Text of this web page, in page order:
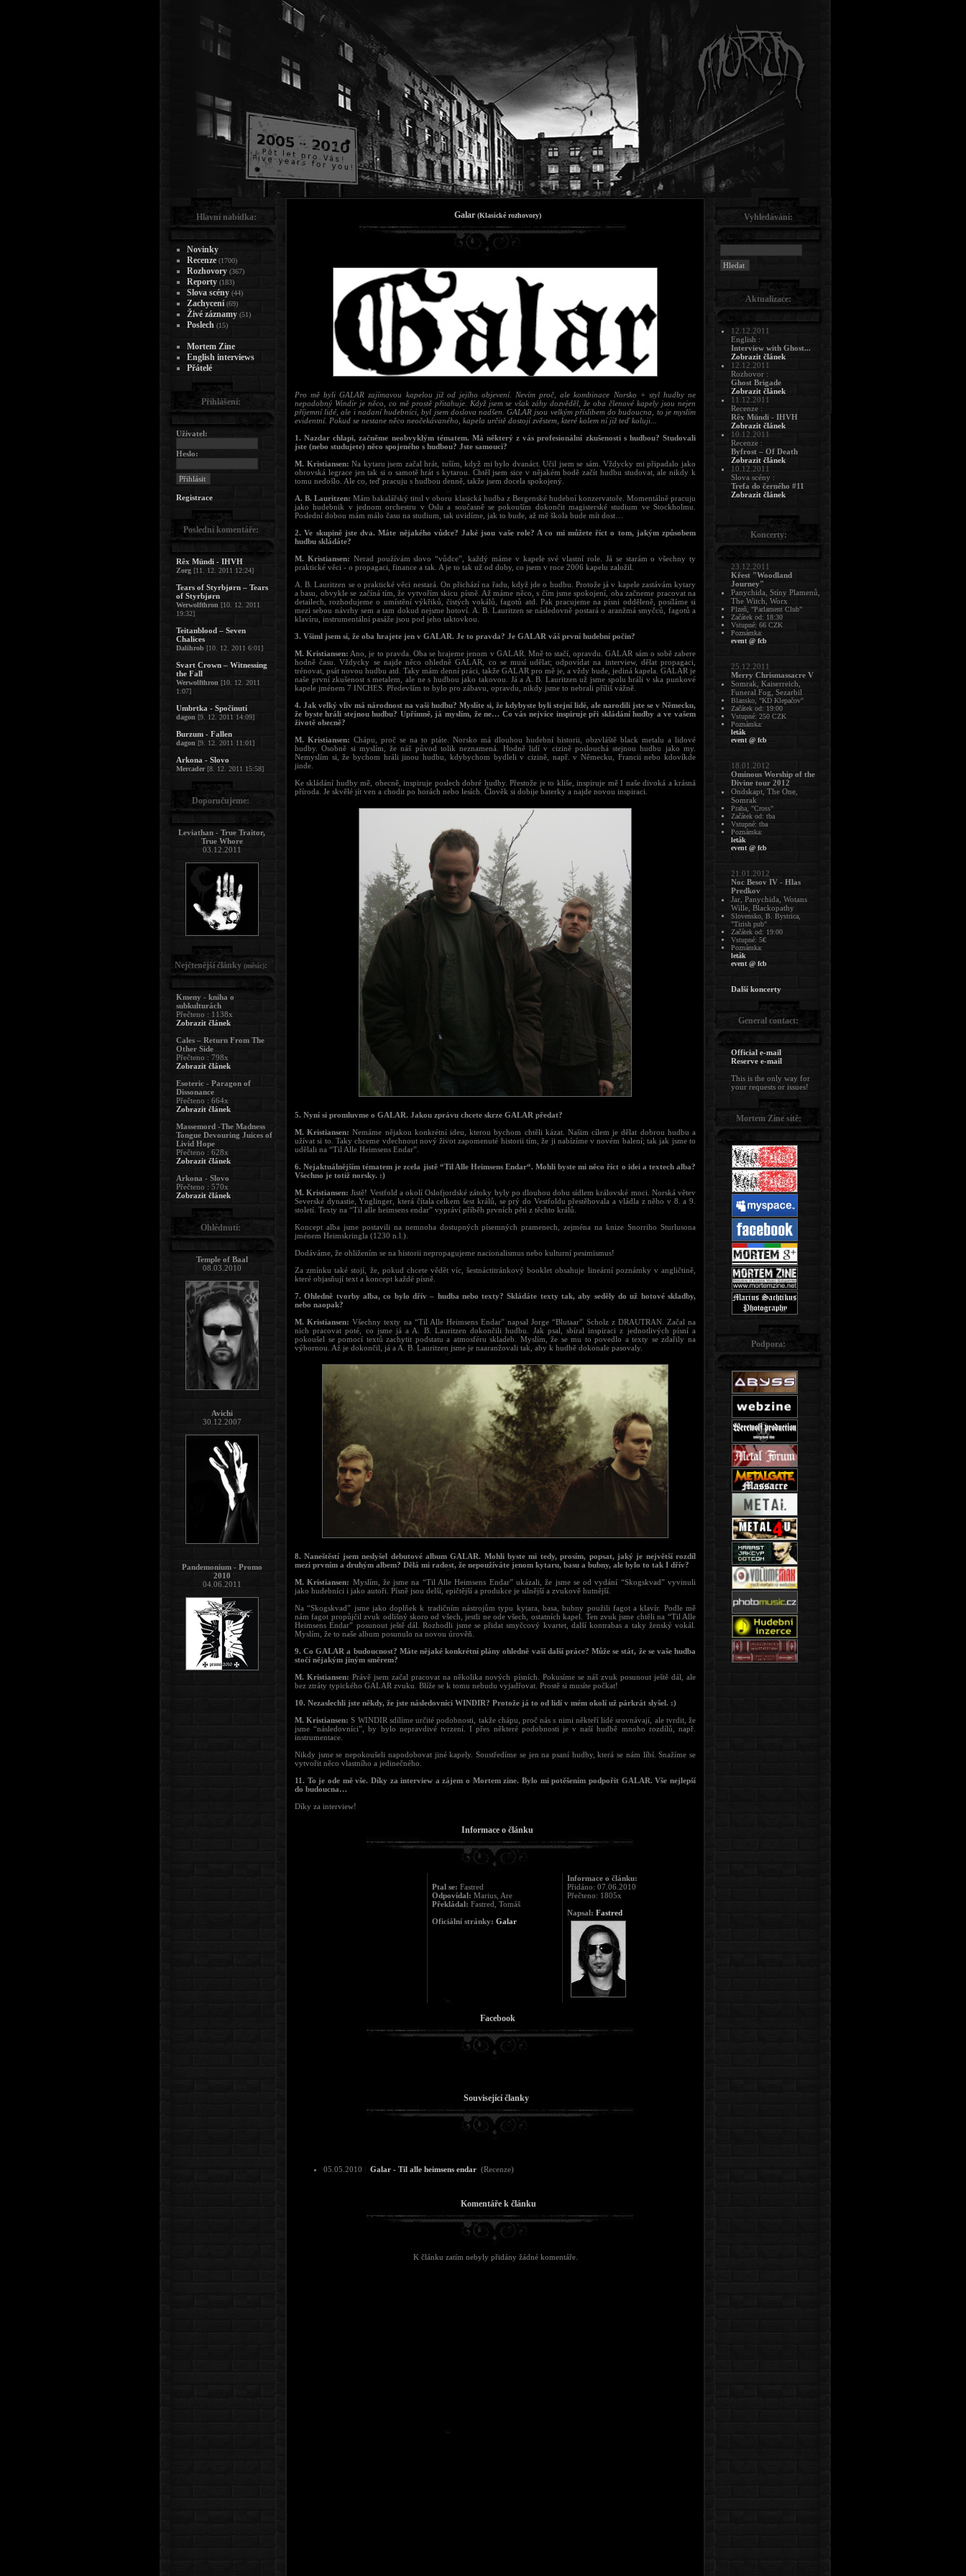
Galar (Klasické rozhovory)
Pro mě byli GALAR zajímavou kapelou již od jejího objevení. Nevím proč, ale kombinace Norsko + styl hudby ne
nepodobný Windir je něco, co mě prostě přitahuje. Když jsem se však záhy dozvěděl, že oba členové kapely jsou nejen
příjemní lidé, ale i nadaní hudebníci, byl jsem doslova nadšen. GALAR jsou velkým příslibem do budoucna, to je myslím
evidentní. Pokud se nestane něco neočekávaného, kapela určitě dostojí zvěstem, které kolem ní již teď koluji...
1. Nazdar chlapi, začněme neobvyklým tématem. Má některý z vás profesionální zkušenosti s hudbou? Studovali
jste (nebo studujete) něco spojeného s hudbou? Jste samouci?
M. Kristiansen: Na kytaru jsem začal hrát, tuším, když mi bylo dvanáct. Učil jsem se sám. Vždycky mi připadalo jako
obrovská legrace jen tak si o samotě hrát s kytarou. Chtěl jsem sice v nějakém bodě začít hudbu studovat, ale nikdy k
tomu nedošlo. Ale co, teď pracuju s hudbou denně, takže jsem docela spokojený.
A. B. Lauritzen: Mám bakalářský titul v oboru klasická hudba z Bergenské hudební konzervatoře. Momentálně pracuju
jako hudebnik v jednom orchestru v Oslu a současně se pokouším dokončit magisterské studium ve Stockholmu.
Poslední dobou mám málo času na studium, tak uvidíme, jak to bude, až mě škola bude mít dost…
2. Ve skupině jste dva. Máte nějakého vůdce? Jaké jsou vaše role? A co mi můžete říct o tom, jakým způsobem
hudbu skládáte?
M. Kristiansen: Nerad používám slovo “vůdce”, každý máme v kapele své vlastní role. Já se starám o všechny ty
praktické věci - o propagaci, finance a tak. A je to tak už od doby, co jsem v roce 2006 kapelu založil.
A. B. Lauritzen se o praktické věci nestará. On přichází na řadu, když jde o hudbu. Protože já v kapele zastávám kytary
a basu, obvykle se začíná tím, že vytvořím skicu písně. Až máme něco, s čím jsme spokojení, oba začneme pracovat na
detailech, rozhodujeme o umístění výkřiků, čistých vokálů, fagotů atd. Pak pracujeme na písni odděleně, posíláme si
mezi sebou návrhy sem a tam dokud nejsme hotoví. A. B. Lauritzen se následovně postará o aranžmá smyčců, fagotů a
klavíru, instrumentální pasáže jsou pod jeho taktovkou.
3. Všiml jsem si, že oba hrajete jen v GALAR. Je to pravda? Je GALAR váš první hudební počin?
M. Kristiansen: Ano, je to pravda. Oba se hrajeme jenom v GALAR. Mně to stačí, opravdu. GALAR sám o sobě zabere
hodně času. Vždycky se najde něco ohledně GALAR, co se musí udělat; odpovídat na interview, dělat propagaci,
trénovat, psát novou hudbu atd. Taky mám denní práci, takže GALAR pro mě je, a vždy bude, jediná kapela. GALAR je
naše první zkušenost s metalem, ale ne s hudbou jako takovou. Já a A. B. Lauritzen už jsme spolu hráli v ska punkové
kapele jménem 7 INCHES. Především to bylo pro zábavu, opravdu, nikdy jsme to nebrali příliš vážně.
4. Jak velký vliv má národnost na vaši hudbu? Myslíte si, že kdybyste byli stejní lidé, ale narodili jste se v Německu,
že byste hráli stejnou hudbu? Upřímně, já myslím, že ne… Co vás nejvíce inspiruje při skládání hudby a ve vašem
životě obecně?
M. Kristiansen: Chápu, proč se na to ptáte. Norsko má dlouhou hudební historii, obzvláště black metalu a lidové
hudby. Osobně si myslím, že náš původ tolik neznamená. Hodně lidí v cizině poslouchá stejnou hudbu jako my.
Nemyslím si, že bychom hráli jinou hudbu, kdybychom bydleli v cizině, např. v Německu, Francii nebo kdovíkde
jinde.
Ke skládání hudby mě, obecně, inspiruje poslech dobré hudby. Přestože je to kliše, inspiruje mě I naše divoká a krásná
příroda. Je skvělé jít ven a chodit po horách nebo lesích. Člověk si dobije baterky a najde novou inspiraci.
5. Nyní si promluvme o GALAR. Jakou zprávu chcete skrze GALAR předat?
M. Kristiansen: Nemáme nějakou konkrétní ideu, kterou bychom chtěli kázat. Našim cílem je dělat dobrou hudbu a
užívat si to. Taky chceme vdechnout nový život zapomenuté historii tím, že ji nabízíme v novém balení; tak jak jsme to
udělali na “Til Alle Heimsens Endar”.
6. Nejaktuálnějším tématem je zcela jistě “Til Alle Heimsens Endar“. Mohli byste mi něco říct o idei a textech alba?
Všechno je totiž norsky. :)
M. Kristiansen: Jistě! Vestfold a okolí Oslofjordské zátoky byly po dlouhou dobu sídlem královské moci. Norská větev
Severské dynastie, Ynglinger, která čítala celkem šest králů, se prý do Vestfoldu přestěhovala a vládla z něho v 8. a 9.
století. Texty na “Til alle heimsens endar” vypráví příběh prvních pěti z těchto králů.
Koncept alba jsme postavili na nemnoha dostupných písemných pramenech, zejména na knize Snorriho Sturlusona
jménem Heimskringla (1230 n.l.).
Dodáváme, že ohližením se na historii nepropagujeme nacionalismus nebo kulturní pesimismus!
Za zmínku také stojí, že, pokud chcete vědět víc, šestnáctitránkový booklet obsahuje lineární poznámky v angličtině,
které objasňují text a koncept každé písně.
7. Ohledně tvorby alba, co bylo dřív – hudba nebo texty? Skládáte texty tak, aby seděly do už hotové skladby,
nebo naopak?
M. Kristiansen: Všechny texty na “Til Alle Heimsens Endar” napsal Jorge “Blutaar” Scholz z DRAUTRAN. Začal na
nich pracovat poté, co jsme já a A. B. Lauritzen dokončili hudbu. Jak psal, sbíral inspiraci z jednotlivých písní a
pokoušel se pomocí textů zachytit podstatu a atmosféru skladeb. Myslím, že se mu to povedlo a texty se zdařily na
výbornou. Až je dokončil, já a A. B. Lauritzen jsme je naaranžovali tak, aby k hudbě dokonale pasovaly.
8. Naneštěstí jsem neslyšel debutové album GALAR. Mohli byste mi tedy, prosím, popsat, jaký je největší rozdíl
mezi prvním a druhým albem? Dělá mi radost, že nepoužíváte jenom kytaru, basu a bubny, ale bylo to tak I dřív?
M. Kristiansen: Myslím, že jsme na “Til Alle Heimsens Endar” ukázali, že jsme se od vydání “Skogskvad” vyvinuli
jako hudebníci i jako autoři. Písně jsou delší, epičtější a produkce je silnější a zvukově hutnější.
Na “Skogskvad” jsme jako doplňek k tradičním nástrojům typu kytara, basa, bubny použili fagot a klavír. Podle mě
nám fagot propůjčil zvuk odlišný skoro od všech, jestli ne ode všech, ostatních kapel. Ten zvuk jsme chtěli na “Til Alle
Heimsens Endar” posunout ještě dál. Rozhodli jsme se přidat smyčcový kvartet, další kontrabas a taky ženský vokál.
Myslím, že to naše album posunulo na novou úrověň.
9. Co GALAR a budoucnost? Máte nějaké konkrétní plány ohledně vaší další práce? Může se stát, že se vaše hudba
stočí nějakým jiným směrem?
M. Kristiansen: Právě jsem začal pracovat na několika nových písních. Pokusíme se náš zvuk posunout ještě dál, ale
bez ztráty typického GALAR zvuku. Blíže se k tomu nebudu vyjadřovat. Prostě si musíte počkat!
10. Nezaslechli jste někdy, že jste následovníci WINDIR? Protože já to od lidí v mém okolí už párkrát slyšel. :)
M. Kristiansen: S WINDIR sdílíme určité podobnosti, takže chápu, proč nás s nimi někteří lidé srovnávají, ale tvrdit, že
jsme “následovníci”, by bylo nepravdivé tvrzení. I přes některé podobnosti je v naší hudbě mnoho rozdílů, např.
instrumentace.
Nikdy jsme se nepokoušeli napodobovat jiné kapely. Soustředíme se jen na psaní hudby, která se nám líbí. Snažíme se
vytvořit něco vlastního a jedinečného.
11. To je ode mě vše. Díky za interview a zájem o Mortem zine. Bylo mi potěšením podpořit GALAR. Vše nejlepší
do budoucna…
Díky za interview!
Informace o článku
Ptal se: Fastred
Odpovídal: Marius, Are
Překládal: Fastred, Tomáš
Oficiální stránky: Galar
Informace o článku:
Přidáno: 07.06.2010
Přečteno: 1805x
Napsal: Fastred
Facebook
Související članky
05.05.2010 Galar - Til alle heimsens endar (Recenze)
Komentáře k článku
K článku zatím nebyly přidány žádné komentáře.
Hlavní nabídka:
Novinky
Recenze (1700)
Rozhovory (367)
Reporty (183)
Slova scény (44)
Zachycení (69)
Živé záznamy (51)
Poslech (15)
Mortem Zine
English interviews
Přátelé
Přihlášení:
Uživatel:
Heslo:
Registrace
Poslední komentáře:
Rêx Mündi - IHVH
Zorg [11. 12. 2011 12:24]
Tears of Styrbjørn – Tears
of Styrbjørn
Werwolfthron [10. 12. 2011
19:32]
Teitanblood – Seven
Chalices
Dalihrob [10. 12. 2011 6:01]
Svart Crown – Witnessing
the Fall
Werwolfthron [10. 12. 2011
1:07]
Umbrtka - Spočinutí
dagon [9. 12. 2011 14:09]
Burzum - Fallen
dagon [9. 12. 2011 11:01]
Arkona - Slovo
Mercader[8. 12. 2011 15:58]
Doporučujeme:
Leviathan - True Traitor,
True Whore
03.12.2011
Nejčtenější články (měsíc):
Kmeny - kniha o
subkulturách
Přečteno : 1138x
Zobrazit článek
Cales – Return From The
Other Side
Přečteno : 798x
Zobrazit článek
Esoteric - Paragon of
Dissonance
Přečteno : 664x
Zobrazit článek
Massemord -The Madness
Tongue Devouring Juices of
Livid Hope
Přečteno : 628x
Zobrazit článek
Arkona - Slovo
Přečteno : 570x
Zobrazit článek
Ohlédnutí:
Temple of Baal
08.03.2010
Avichi
30.12.2007
Pandemonium - Promo
2010
04.06.2011
Vyhledávání:
Aktualizace:
12.12.2011
English :
Interview with Ghost...
Zobrazit článek
12.12.2011
Rozhovor :
Ghost Brigade
Zobrazit článek
11.12.2011
Recenze :
Rêx Mündi - IHVH
Zobrazit článek
10.12.2011
Recenze :
Byfrost – Of Death
Zobrazit článek
10.12.2011
Slova scény :
Trefa do černého #11
Zobrazit článek
Koncerty:
23.12.2011
Křest "Woodland
Journey"
Panychida, Stíny Plamenů,
The Witch, Worx
Plzeň, "Parlament Club"
Začátek od: 18:30
Vstupné: 66 CZK
Poznámka:
event @ fcb
25.12.2011
Merry Chrismassacre V
Somrak, Kaiserreich,
Funeral Fog, Sezarbil
Blansko, "KD Klepačov"
Začátek od: 19:00
Vstupné: 250 CZK
Poznámka:
leták
event @ fcb
18.01.2012
Ominous Worship of the
Divine tour 2012
Ondskapt, The One,
Somrak
Praha, "Cross"
Začátek od: tba
Vstupné: tba
Poznámka:
leták
event @ fcb
21.01.2012
Noc Besov IV - Hlas
Predkov
Jar, Panychida, Wotans
Wille, Blackopathy
Slovensko, B. Bystrica,
"Tirish pub"
Začátek od: 19:00
Vstupné: 5€
Poznámka:
leták
event @ fcb
Další koncerty
General contact:
Official e-mail
Reserve e-mail
This is the only way for
your requests or issues!
Mortem Zine sítě:
Podpora: